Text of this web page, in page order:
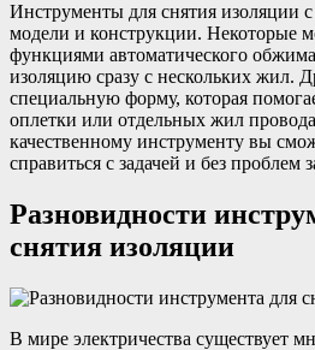
Инструменты для снятия изоляции
модели и конструкции. Некоторые
функциями автоматического
изоляцию сразу с нескольких жил.
специальную форму, которая
оплетки или отдельных жил
качественному инструменту вы
справиться с задачей и без проблем
Разновидности
снятия изоляции
В мире электричества существует